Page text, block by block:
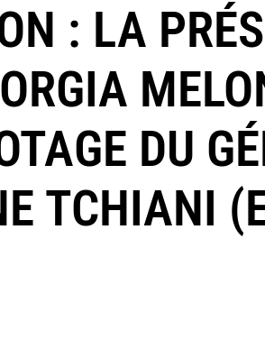
: LA
DU
TCHIANI